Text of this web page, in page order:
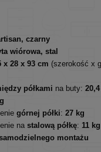
czarny
wiórowa, stal
x 28 x 93 cm (szerokość x
półkami na buty:
górnej półki: 27 kg
na stalową półkę: 11 kg
montażu